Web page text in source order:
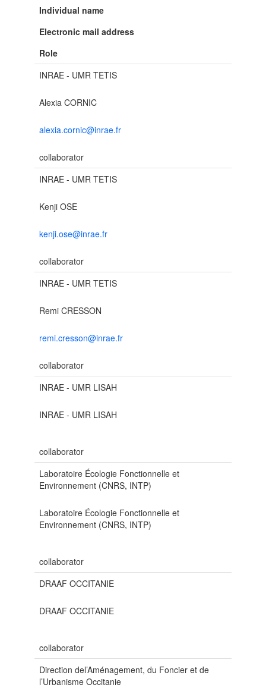
Individual name
Electronic mail address
Role
INRAE - UMR TETIS
Alexia CORNIC
alexia.cornic@inrae.fr
collaborator
INRAE - UMR TETIS
Kenji OSE
kenji.ose@inrae.fr
collaborator
INRAE - UMR TETIS
Remi CRESSON
remi.cresson@inrae.fr
collaborator
INRAE - UMR LISAH
INRAE - UMR LISAH
collaborator
Laboratoire Écologie Fonctionnelle et
Environnement (CNRS, INTP)
Laboratoire Écologie Fonctionnelle et
Environnement (CNRS, INTP)
collaborator
DRAAF OCCITANIE
DRAAF OCCITANIE
collaborator
Direction del’Aménagement, du Foncier et de
l’Urbanisme Occitanie